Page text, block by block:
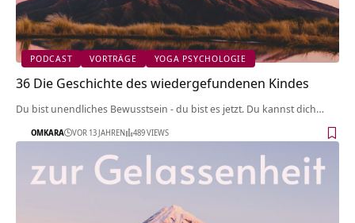
PODCAST VORTRÄGE YOGA PSYCHOLOGIE
36 Die Geschichte des wiedergefundenen Kindes
Du bist unendliches Bewusstsein - du bist es jetzt. Du kannst dich…
OMKARA VOR 13 JAHREN 489 VIEWS